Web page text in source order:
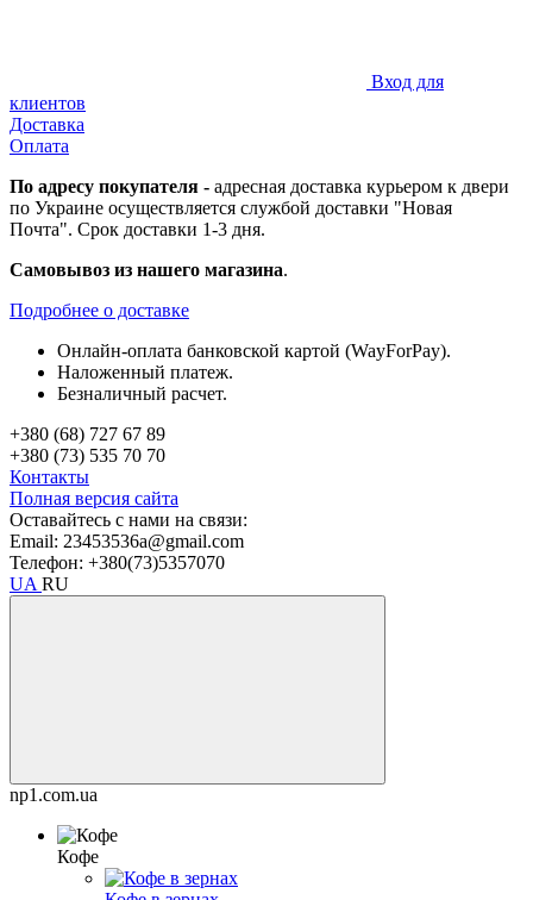
Вход для
клиентов
Доставка
Оплата
По адресу покупателя - адресная доставка курьером к двери
по Украине осуществляется службой доставки "Новая
Почта". Срок доставки 1-3 дня.
Самовывоз из нашего магазина.
Подробнее о доставке
Онлайн-оплата банковской картой (WayForPay).
Наложенный платеж.
Безналичный расчет.
+380 (68) 727 67 89
+380 (73) 535 70 70
Контакты
Полная версия сайта
Оставайтесь с нами на связи:
Email: 23453536a@gmail.com
Телефон: +380(73)5357070
UA RU
np1.com.ua
Кофе